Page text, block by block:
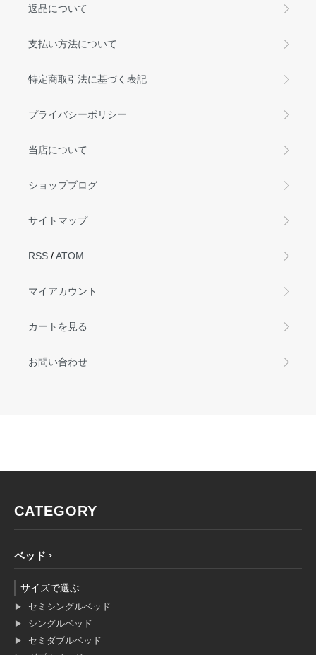
返品について
支払い方法について
特定商取引法に基づく表記
プライバシーポリシー
当店について
ショップブログ
サイトマップ
RSS /ATOM
マイアカウント
カートを見る
お問い合わせ
CATEGORY
ベッド
サイズで選ぶ
セミシングルベッド
シングルベッド
セミダブルベッド